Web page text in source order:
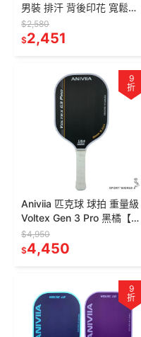
男裝 排汗 背後印花 寬鬆
SQ321TTS84
$2,580
$2,451
9
折
Aniviia 匹克球 球拍 重量級
Voltex Gen 3 Pro 黑橘【運
動世界】P0009
$4,950
$4,450
9
折